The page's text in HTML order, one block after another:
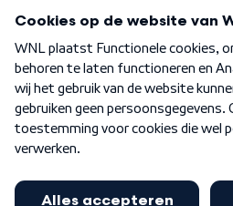
Nieuwsbrief
Word Lid